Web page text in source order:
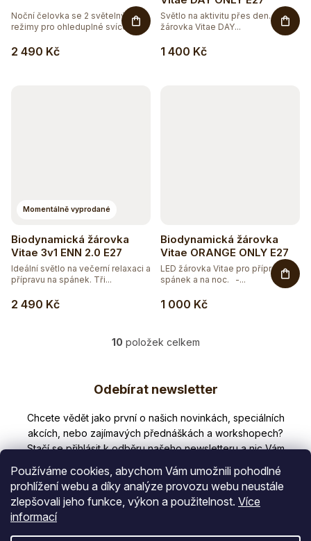
Používáme cookies, abychom Vám umožnili pohodlné
prohlížení webu a díky analýze provozu webu neustále
zlepšovali jeho funkce, výkon a použitelnost. Více
informací
2 490 Kč
Noční čelovka se 2 světelnými
režimy pro ohleduplné svícení v...
1 400 Kč
Světlo na aktivitu přes den. LED
žárovka Vitae DAY...
Momentálně vyprodané
Biodynamická žárovka
Vitae 3v1 ENN 2.0 E27
2 490 Kč
Ideální světlo na večerní relaxaci a
přípravu na spánek. Tři...
Biodynamická žárovka
Vitae ORANGE ONLY E27
1 000 Kč
LED žárovka Vitae pro přípravu na
spánek a na noc. -...
O
á
d
a
c
p
r
v
y
10 položek celkem
a
Odebírat newsletter
Nezmeškejte žádné novinky či slevy!
E-mail